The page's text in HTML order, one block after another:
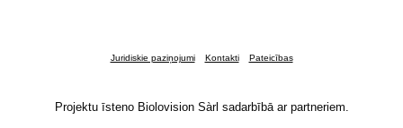
Juridiskie paziņojumi Kontakti Pateicības
Projektu īsteno Biolovision Sàrl sadarbībā ar partneriem.